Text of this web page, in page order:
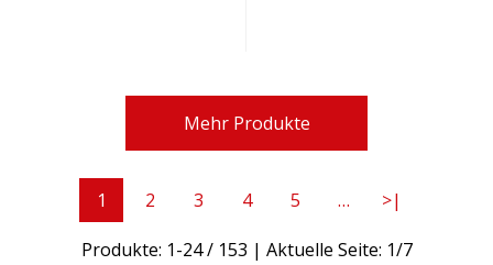
Mehr Produkte
1 2 3 4 5 … >|
Produkte: 1-24/ 153 | Aktuelle Seite: 1/7